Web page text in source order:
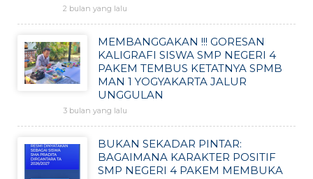
2 bulan yang lalu
MEMBANGGAKAN !!! GORESAN
KALIGRAFI SISWA SMP NEGERI 4
PAKEM TEMBUS KETATNYA SPMB
MAN 1 YOGYAKARTA JALUR
UNGGULAN
3 bulan yang lalu
BUKAN SEKADAR PINTAR:
BAGAIMANA KARAKTER POSITIF
SMP NEGERI 4 PAKEM MEMBUKA